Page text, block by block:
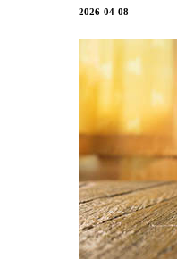
2026-04-08